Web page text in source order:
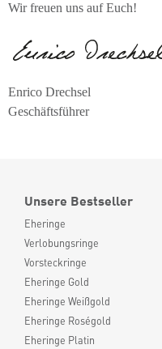
Wir freuen uns auf Euch!
Enrico Drechsel
Geschäftsführer
Unsere Bestseller
Eheringe
Verlobungsringe
Vorsteckringe
Eheringe Gold
Eheringe Weißgold
Eheringe Roségold
Eheringe Platin